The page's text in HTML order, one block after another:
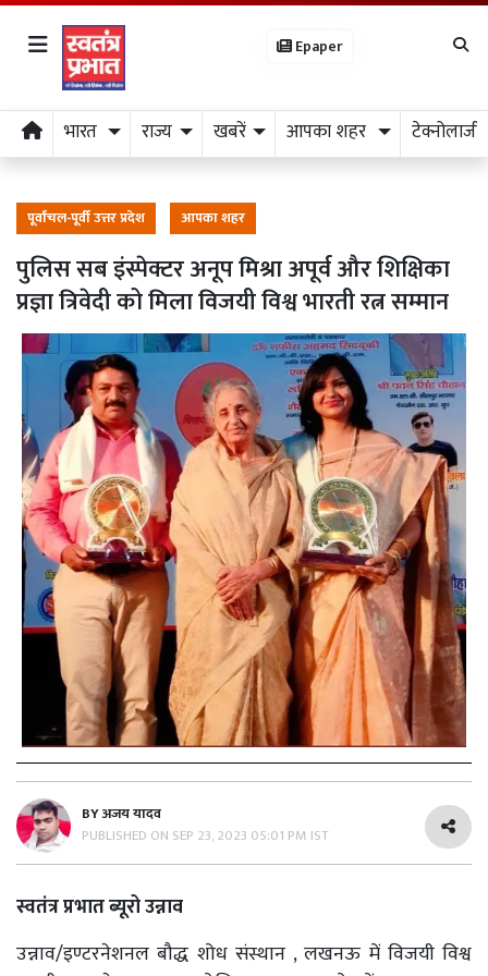
Epaper
भारत राज्य खबरें आपका शहर टेक्नोलाजी
पूर्वांचल-पूर्वी उत्तर प्रदेश आपका शहर
पुलिस सब इंस्पेक्टर अनूप मिश्रा अपूर्व और शिक्षिका
प्रज्ञा त्रिवेदी को मिला विजयी विश्व भारती रत्न सम्मान
BYअजय यादव
PUBLISHED ON SEP 23, 2023 05:01 PM IST
स्वतंत्र प्रभात ब्यूरो उन्नाव
उन्नाव/इण्टरनेशनल बौद्ध शोध संस्थान , लखनऊ में विजयी विश्व